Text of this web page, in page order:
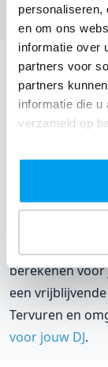
personaliseren,
en om ons
informatie over
partners voor
partners
informatie die u
verzameld op
DJ boeken
EenDJ boeken
dat is onze
DJ boeken
berekenen
een
Tervuren en
voor jouw DJ.